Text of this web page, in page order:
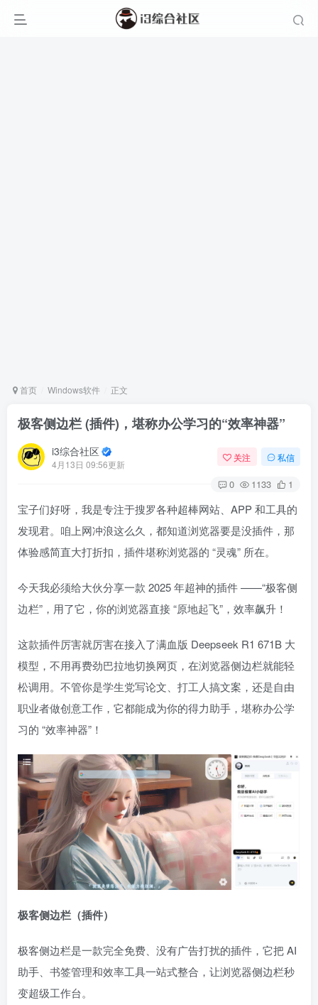
首页 Windows软件 正文
极客侧边栏 (插件)，堪称办公学习的“效率神器”
i3综合社区
4月13日 09:56更新
关注 私信
0 1133 1
宝子们好呀，我是专注于搜罗各种超棒网站、APP 和工具的
发现君。咱上网冲浪这么久，都知道浏览器要是没插件，那
体验感简直大打折扣，插件堪称浏览器的 “灵魂” 所在。
今天我必须给大伙分享一款 2025 年超神的插件 ——“极客侧
边栏”，用了它，你的浏览器直接 “原地起飞”，效率飙升！
这款插件厉害就厉害在接入了满血版 Deepseek R1 671B 大
模型，不用再费劲巴拉地切换网页，在浏览器侧边栏就能轻
松调用。不管你是学生党写论文、打工人搞文案，还是自由
职业者做创意工作，它都能成为你的得力助手，堪称办公学
习的 “效率神器”！
极客侧边栏（插件）
极客侧边栏是一款完全免费、没有广告打扰的插件，它把 AI
助手、书签管理和效率工具一站式整合，让浏览器侧边栏秒
变超级工作台。